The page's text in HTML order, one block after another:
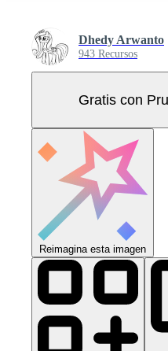
Dhedy Arwanto
943 Recursos
Gratis con
Reimagina esta imagen